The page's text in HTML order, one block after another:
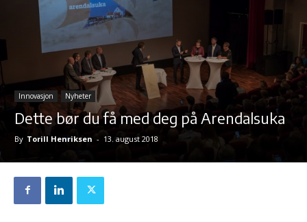
Innovasjon Nyheter
Dette bør du få med deg på Arendalsuka
By Torill Henriksen - 13. august 2018